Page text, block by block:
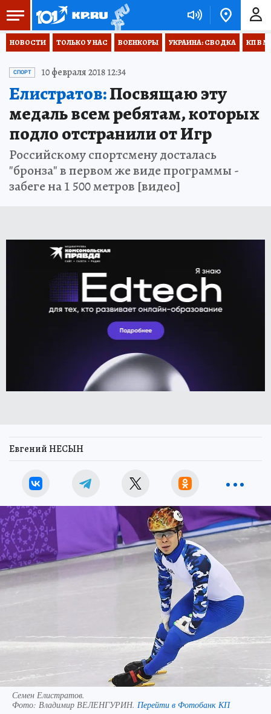
НОВОСТИ ТОЛЬКО У НАС ВОЕНКОРЫ УКРАИНА: СВОДКА КП В
СПОРТ 10 февраля 2018 12:34
Елистратов:Посвящаю эту
медаль всем ребятам, которых
подло отстранили от Игр
Российскому спортсмену досталась
"бронза" в первом же виде программы -
забеге на 1 500 метров [видео]
Евгений НЕСЫН
Семен Елистратов.
Фото: Владимир ВЕЛЕНГУРИН. Перейти в Фотобанк КП